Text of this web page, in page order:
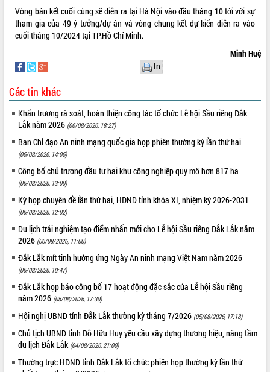
UBND tỉnh Đắk Lắk triển khai nhiệm
vụ 6 tháng cuối năm 2026
Kỳ họp thứ Hai, Hội đồng nhân dân
Bí thư Tỉnh ủy Lương Nguyễn Minh
Triết thăm, tặng quà người có công với
cách mạng
Rà soát, hoàn thiện hệ thống thiết chế
văn hóa, thể thao đáp ứng yêu cầu
phát triển mới
Thường trực HĐND tỉnh Đắk Lắk gặp
mặt Đoàn chuyên gia y tế TP. Hồ Chí
Minh
Lễ truy điệu và an táng hài cốt liệt sĩ
tại Nghĩa trang Liệt sĩ xã Sơn Hòa
Bàn giải pháp tháo gỡ khó khăn trong
xuất khẩu sầu riêng và triển khai quy
định EUDR
Thứ trưởng Bộ Nông nghiệp và Môi
trường Nguyễn Hoàng Hiệp khảo sát
vùng trồng và doanh nghiệp đóng gói
sầu riêng tại Đắk Lắk
Trình diễn nghệ thuật chế biến các
món ăn từ sầu riêng
Đắk Lắk công bố Quy hoạch và xúc
tiến đầu tư tỉnh
Ngành cá ngừ Đắk Lắk chủ động thích
LIÊN KẾT WEB
THỐNG KÊ TRUY CẬP
Hôm nay: 4920
Tất cả: 66017660
Vòng bán kết cuối cùng sẽ diễn ra tại Hà Nội vào đầu tháng 10 tới với sự
tham gia của 49 ý tưởng/dự án và vòng chung kết dự kiến diễn ra vào
cuối tháng 10/2024 tại TP.Hồ Chí Minh.
Minh Huệ
In
Các tin khác
Khẩn trương rà soát, hoàn thiện công tác tổ chức Lễ hội Sầu riêng Đắk
Lắk năm 2026 (06/08/2026, 18:27)
Ban Chỉ đạo An ninh mạng quốc gia họp phiên thường kỳ lần thứ hai
(06/08/2026, 14:06)
Công bố chủ trương đầu tư hai khu công nghiệp quy mô hơn 817 ha
(06/08/2026, 13:00)
Kỳ họp chuyên đề lần thứ hai, HĐND tỉnh khóa XI, nhiệm kỳ 2026-2031
(06/08/2026, 12:02)
Du lịch trải nghiệm tạo điểm nhấn mới cho Lễ hội Sầu riêng Đắk Lắk năm
2026 (06/08/2026, 11:00)
Đắk Lắk mít tinh hưởng ứng Ngày An ninh mạng Việt Nam năm 2026
(06/08/2026, 10:47)
Đắk Lắk họp báo công bố 17 hoạt động đặc sắc của Lễ hội Sầu riêng
năm 2026 (05/08/2026, 17:30)
Hội nghị UBND tỉnh Đắk Lắk thường kỳ tháng 7/2026 (05/08/2026, 17:18)
Chủ tịch UBND tỉnh Đỗ Hữu Huy yêu cầu xây dựng thương hiệu, nâng tầm
du lịch Đắk Lắk (04/08/2026, 21:00)
Thường trực HĐND tỉnh Đắk Lắk tổ chức phiên họp thường kỳ lần thứ